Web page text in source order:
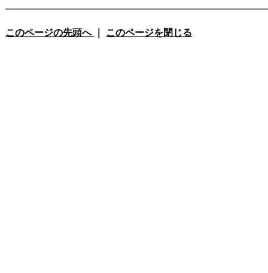
このページの先頭へ このページを閉じる